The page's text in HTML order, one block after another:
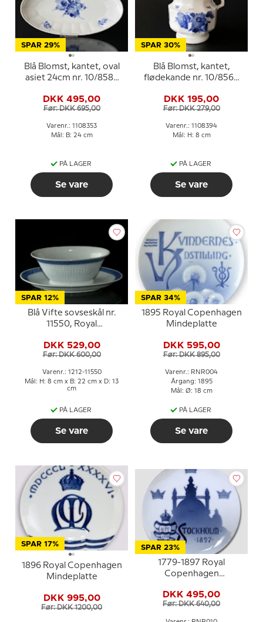
SPAR 29%
Blå Blomst, kantet, oval
asiet 24cm nr. 10/8589
DKK 495,00
Før: DKK 695,00
Varenr.: 1108353
Mål: B: 24 cm
PÅ LAGER
Se vare
SPAR 30%
Blå Blomst, kantet,
flødekande nr. 10/8564
DKK 195,00
Før: DKK 279,00
Varenr.: 1108394
Mål: H: 8 cm
PÅ LAGER
Se vare
SPAR 12%
Blå Vifte sovseskål nr.
11550, Royal
DKK 529,00
Før: DKK 600,00
Varenr.: 1212-11550
Mål: H: 8 cm x B: 22 cm x D: 13
cm
PÅ LAGER
Se vare
SPAR 34%
1895 Royal Copenhagen
Mindeplatte
DKK 595,00
Før: DKK 895,00
Varenr.: RNR004
Årgang: 1895
Mål: Ø: 18 cm
PÅ LAGER
Se vare
SPAR 17%
1896 Royal Copenhagen
Mindeplatte
DKK 995,00
Før: DKK 1200,00
SPAR 23%
1779-1897 Royal
Copenhagen
DKK 495,00
Før: DKK 640,00